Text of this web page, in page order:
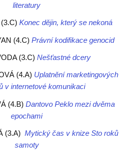
literatury
Konec dějin, který se nekoná
(4.C) Právní kodifikace genocid
(3.C) Nešťastné dcery
(4.A) Uplatnění marketingových
v internetové komunikaci
(4.B) Dantovo Peklo mezi dvěma
epochami
(3.A) Mytický čas v knize Sto roků
samoty